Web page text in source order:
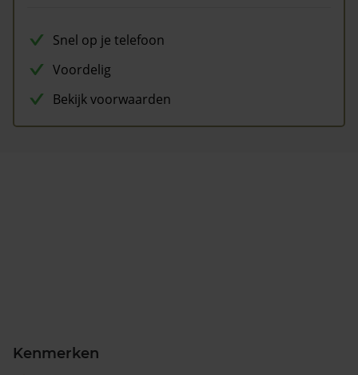
Snel op je telefoon
Voordelig
Bekijk voorwaarden
Kenmerken